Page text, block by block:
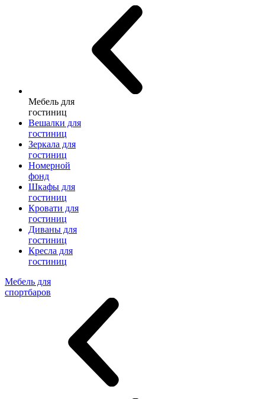
Мебель для
гостиниц
Вешалки для
гостиниц
Зеркала для
гостиниц
Номерной
фонд
Шкафы для
гостиниц
Кровати для
гостиниц
Диваны для
гостиниц
Кресла для
гостиниц
Мебель для
спортбаров